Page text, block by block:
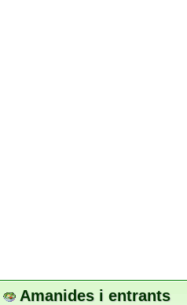
Amanides i entrants